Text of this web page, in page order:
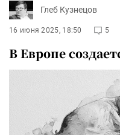
Глеб Кузнецов
16 июня 2025, 18:50 5
В Европе